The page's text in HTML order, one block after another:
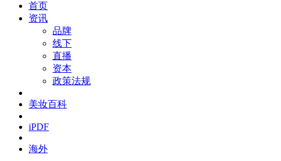
首页
资讯
品牌
线下
直播
资本
政策法规
美妆百科
iPDF
海外